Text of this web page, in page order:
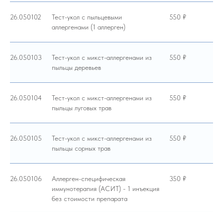
26.050102
Тест-укол с пыльцевыми
аллергенами (1 аллерген)
550 ₽
26.050103
Тест-укол с микст-аллергенами из
пыльцы деревьев
550 ₽
26.050104
Тест-укол с микст-аллергенами из
пыльцы луговых трав
550 ₽
26.050105
Тест-укол с микст-аллергенами из
пыльцы сорных трав
550 ₽
26.050106
Аллерген-специфическая
иммунотерапия (АСИТ) - 1 инъекция
без стоимости препарата
350 ₽